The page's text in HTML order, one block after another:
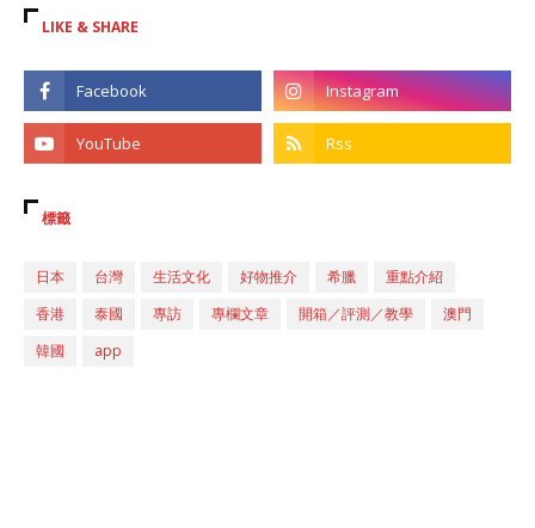
LIKE & SHARE
標籤
日本 台灣 生活文化 好物推介 希臘
重點介紹
香港
泰國 專訪 專欄文章 開箱／評測／教學
澳門
韓國
app